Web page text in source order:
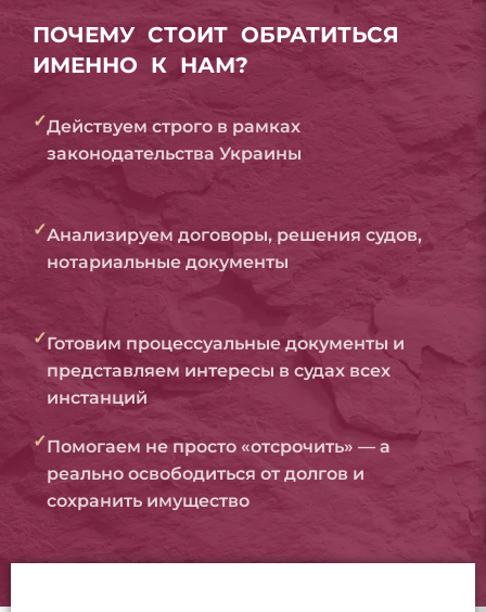
ПОЧЕМУ СТОИТ ОБРАТИТЬСЯ
ИМЕННО К НАМ?
✓Действуем строго в рамках
законодательства Украины
✓Анализируем договоры, решения судов,
нотариальные документы
✓Готовим процессуальные документы и
представляем интересы в судах всех
инстанций
✓Помогаем не просто «отсрочить» — а
реально освободиться от долгов и
сохранить имущество